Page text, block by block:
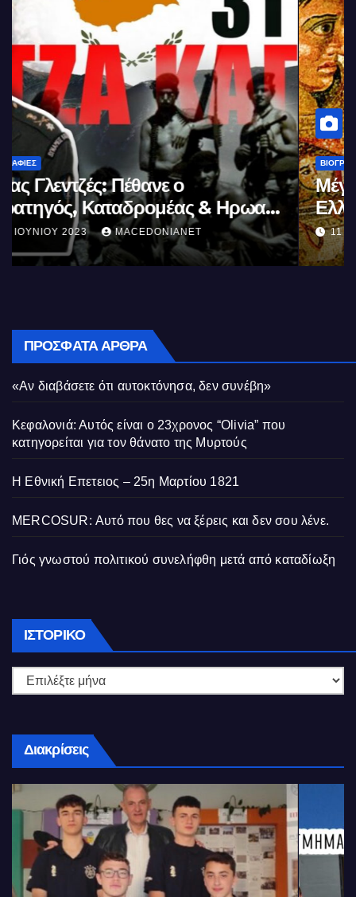
ΒΙΟΓΡΑΦΊΕΣ
Μέγας Αλέξανδρος: Ο μέγιστος των
Ελλήνων
11 ΙΟΥΝΊΟΥ 2023 MACEDONIANET
ΠΡΌΣΦΑΤΑ ΆΡΘΡΑ
«Αν διαβάσετε ότι αυτοκτόνησα, δεν συνέβη»
Κεφαλονιά: Αυτός είναι ο 23χρονος “Olivia” που
κατηγορείται για τον θάνατο της Μυρτούς
Η Εθνική Επετειος – 25η Μαρτίου 1821
MERCOSUR: Αυτό που θες να ξέρεις και δεν σου λένε.
Γιός γνωστού πολιτικού συνελήφθη μετά από καταδίωξη
ΙΣΤΟΡΙΚΌ Ιστορικό
Διακρίσεις